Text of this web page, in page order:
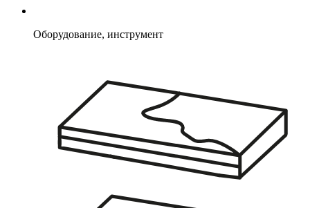
Оборудование, инструмент